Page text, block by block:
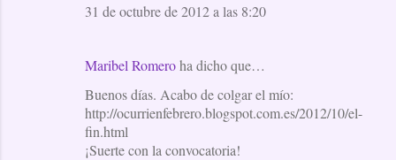
31 de octubre de 2012 a las 8:20
Maribel Romeroha dicho que…
Buenos días. Acabo de colgar el mío:
http://ocurrienfebrero.blogspot.com.es/2012/10/el-
fin.html
¡Suerte con la convocatoria!